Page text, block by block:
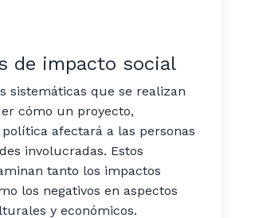
de impacto social
sistemáticas que se realizan
cómo un proyecto,
afectará a las personas
involucradas. Estos
tanto los impactos
los negativos en aspectos
y económicos.